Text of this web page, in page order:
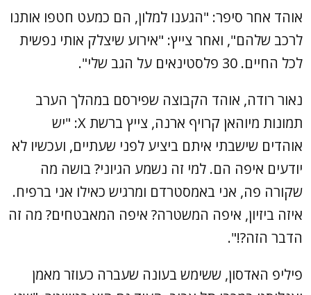
אוהד אחר סיפר: "הגענו למלון, הם כמעט חטפו אותנו
לרכב שלהם", ואחר צייץ: "אירוע שיצלק אותי נפשית
לכל החיים. 30 פלסטינאים על הגב שלי".
נאור רודה, אוהד הקבוצה שפירסם במהלך הערב
תמונות מיוהאן קרויף ארנה, צייץ ברשת X: "יש
אוהדים שישבתי איתם ביציע לפני שעתיים, ועכשיו לא
יודעים איפה הם. למי זה נשמע הגיוני? בושה מה
שקורה פה, אני באמסטרדם ומרגיש כאילו אני ברפיח.
איזה ביזיון, איפה המשטרה? איפה המאבטחים? מה זה
הדבר הזה?!".
פיליפ האדסון, ששימש בעונה שעברה כעוזר מאמן